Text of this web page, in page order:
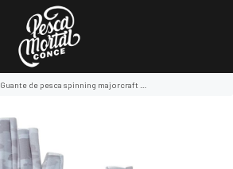
Guante de pesca spinning majorcraft upf 50+